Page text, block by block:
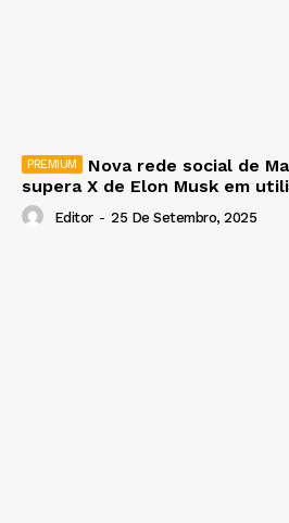
Nova rede social de
supera X de Elon Musk em
Editor - 25 De Setembro, 2025